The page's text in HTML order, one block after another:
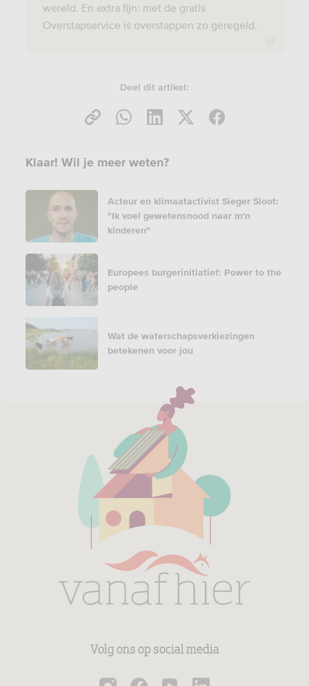
wereld. En extra fijn: met de gratis
Overstapservice is overstappen zo geregeld.
Deel dit artikel:
Klaar! Wil je meer weten?
Acteur en klimaatactivist Sieger Sloot:
"Ik voel gewetensnood naar m'n
kinderen"
Europees burgerinitiatief: Power to the
people
Wat de waterschapsverkiezingen
betekenen voor jou
Volg ons op social media